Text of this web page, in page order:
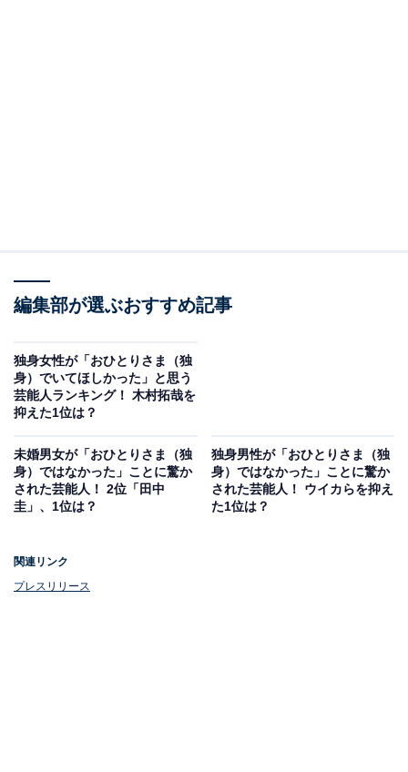
編集部が選ぶおすすめ記事
独身女性が「おひとりさま（独
身）でいてほしかった」と思う
芸能人ランキング！ 木村拓哉を
抑えた1位は？
未婚男女が「おひとりさま（独
身）ではなかった」ことに驚か
された芸能人！ 2位「田中
圭」、1位は？
独身男性が「おひとりさま（独
身）ではなかった」ことに驚か
された芸能人！ ウイカらを抑え
た1位は？
関連リンク
プレスリリース